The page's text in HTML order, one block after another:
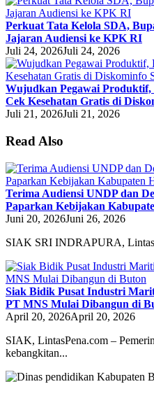
Perkuat Tata Kelola SDA,
Jajaran Audiensi ke KPK RI
Juli 24, 2026Juli 24, 2026
Wujudkan Pegawai Produktif,
Cek Kesehatan Gratis di
Juli 21, 2026Juli 21, 2026
Read Also
Terima Audiensi UNDP dan
Paparkan Kebijakan
Juni 20, 2026Juni 26, 2026
SIAK SRI INDRAPURA,
Siak Bidik Pusat Industri
PT MNS Mulai Dibangun di
April 20, 2026April 20, 2026
SIAK, LintasPena.com –
kebangkitan...